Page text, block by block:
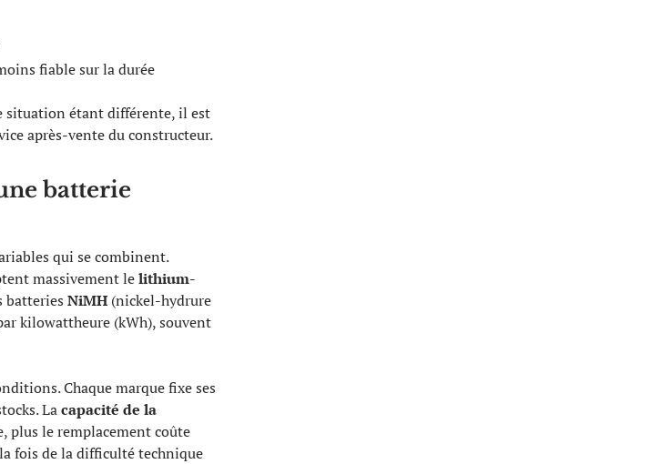
fiable sur la durée
situation étant différente, il est
après-vente du constructeur.
batterie
qui se combinent.
massivement lelithium-
batteries NiMH (nickel-hydrure
kilowattheure (kWh), souvent
Chaque marque fixe ses
Lacapacité de la
plus le remplacement coûte
fois de la difficulté technique